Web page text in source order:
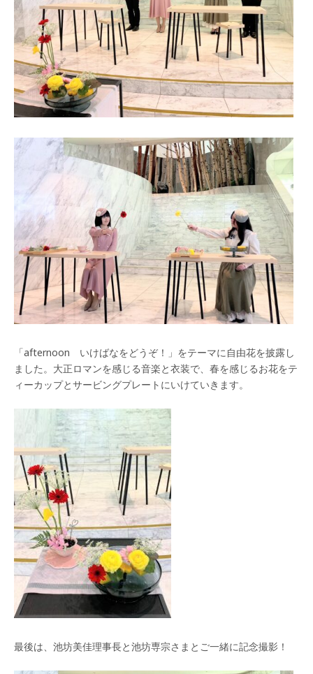
「afternoon いけばなをどうぞ！」をテーマに自由花を披露し
ました。大正ロマンを感じる音楽と衣装で、春を感じるお花をテ
ィーカップとサービングプレートにいけていきます。
最後は、池坊美佳理事長と池坊専宗さまとご一緒に記念撮影！